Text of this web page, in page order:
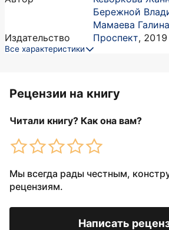
Бережной
Мамаева
Издательство
Проспект, 2019
Все характеристики
Рецензии на книгу
Читали книгу? Как она вам?
Мы всегда рады честным,
рецензиям.
Написать